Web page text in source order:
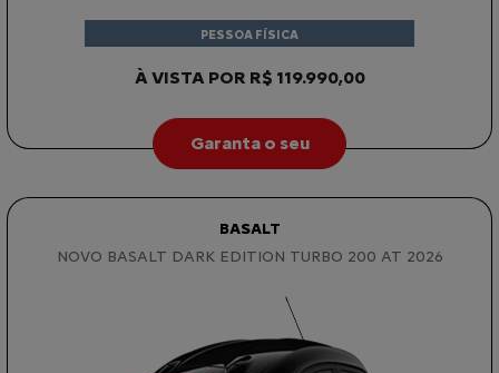
À VISTA POR R$ 119.990,00
PESSOA FÍSICA
Garanta o seu
BASALT
NOVO BASALT DARK EDITION TURBO 200 AT 2026